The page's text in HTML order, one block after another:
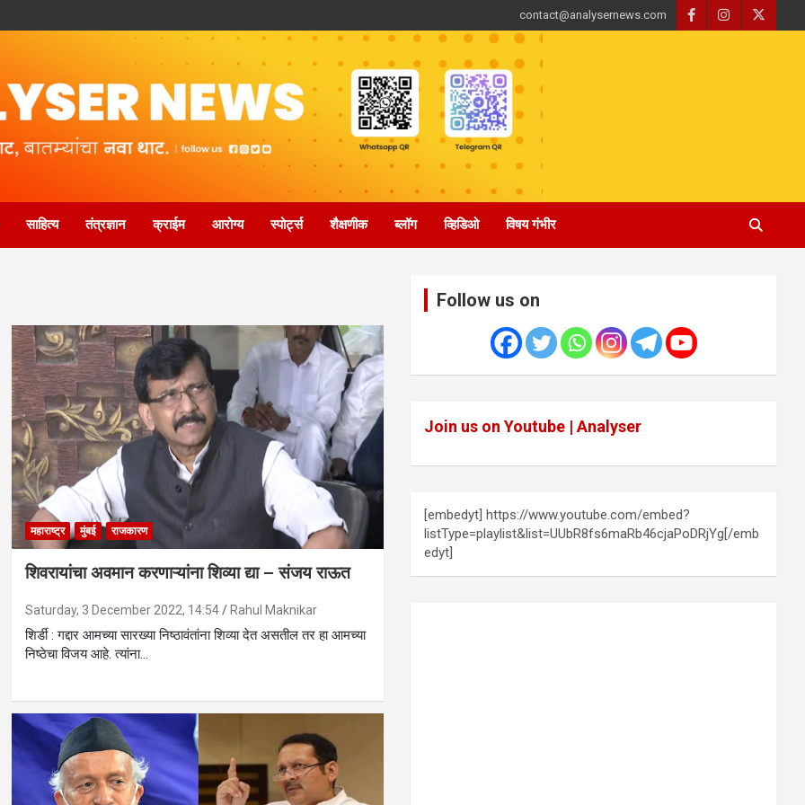
contact@analysernews.com
साहित्य तंत्रज्ञान क्राईम आरोग्य स्पोर्ट्स शैक्षणीक ब्लॉग व्हिडिओ विषय गंभीर
महाराष्ट्र मुंबई राजकारण
शिवरायांचा अवमान करणाऱ्यांना शिव्या द्या – संजय राऊत
Saturday, 3 December 2022, 14:54 Rahul Maknikar
शिर्डी : गद्दार आमच्या सारख्या निष्ठावंतांना शिव्या देत असतील तर हा आमच्या
निष्ठेचा विजय आहे. त्यांना…
Follow us on
Join us on Youtube | Analyser
[embedyt] https://www.youtube.com/embed?
listType=playlist&list=UUbR8fs6maRb46cjaPoDRjYg[/emb
edyt]